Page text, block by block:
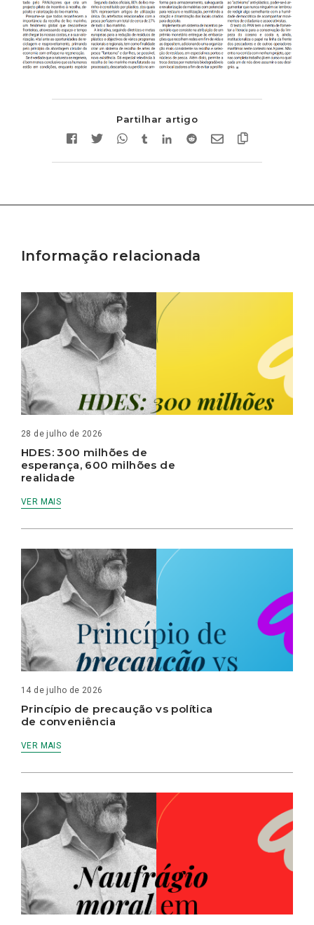
Partilhar artigo
Informação relacionada
28 de julho de 2026
HDES: 300 milhões de
esperança, 600 milhões de
realidade
VER MAIS
14 de julho de 2026
Princípio de precaução vs política
de conveniência
VER MAIS